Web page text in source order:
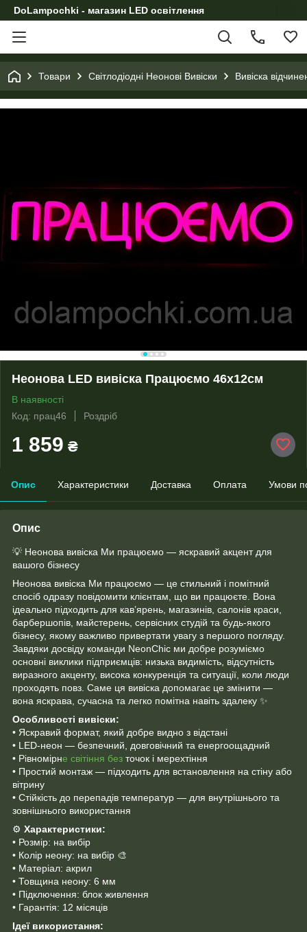
DoLampochki - магазин LED освітлення
Товари Світлодіодні Неонові Вивіски Вивіска
Неонова LED вивіска Працюємо 46х12см
В наявності
Код: прац46
Роздріб
1 859 ₴
Опис Характеристики Доставка Оплата Умови
Опис
💡 Неонова вивіска Ми працюємо — яскравий акцент для
вашого бізнесу
Неонова вивіска Ми працюємо — це стильний і помітний
спосіб одразу повідомити клієнтам, що ви працюєте. Вона
ідеально підходить для кав’ярень, магазинів, салонів краси,
барбершопів, майстерень, сервісних студій та будь-якого
бізнесу, якому важливо привертати увагу з першого погляду.
Завдяки досвіду команди NeonChic ми добре розуміємо
основні виклики підприємців: низька видимість, відсутність
виразного акценту, висока конкуренція та ситуації, коли люди
проходять повз. Саме ця вивіска допомагає це змінити —
вона яскрава, сучасна та легко помітна навіть здалеку ✨
Особливості вивіски:
• Яскравий формат, який добре видно з відстані
• LED-неон — безпечний, довговічний та енергоощадний
• Рівномірне світіння без точок і мерехтіння
• Простий монтаж — підходить для встановлення на стіну або
вітрину
• Стійкість до перепадів температур — для внутрішнього та
зовнішнього використання
⚙️ Характеристики:
• Розмір: на вибір
• Колір неону: на вибір 🎨
• Матеріал: акрил
• Товщина неону: 6 мм
• Підключення: блок живлення
• Гарантія: 12 місяців
Ідеї використання: